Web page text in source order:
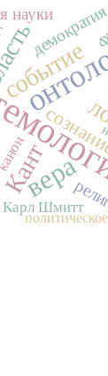
вера
Кант
событие
науки
Карл Шмитт
канон
политическое